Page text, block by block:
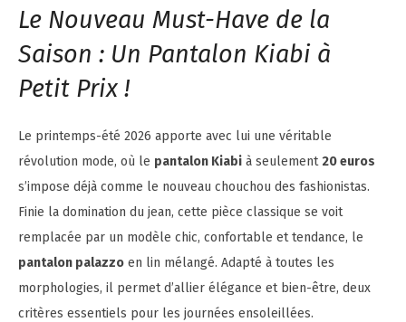
Le Nouveau Must-Have de la
Saison : Un Pantalon Kiabi à
Petit Prix !
Le printemps-été 2026 apporte avec lui une véritable
révolution mode, où le pantalon Kiabi à seulement 20 euros
s’impose déjà comme le nouveau chouchou des fashionistas.
Finie la domination du jean, cette pièce classique se voit
remplacée par un modèle chic, confortable et tendance, le
pantalon palazzo en lin mélangé. Adapté à toutes les
morphologies, il permet d’allier élégance et bien-être, deux
critères essentiels pour les journées ensoleillées.